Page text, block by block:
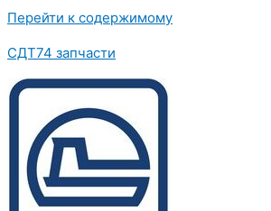
Перейти к содержимому
СДТ74 запчасти